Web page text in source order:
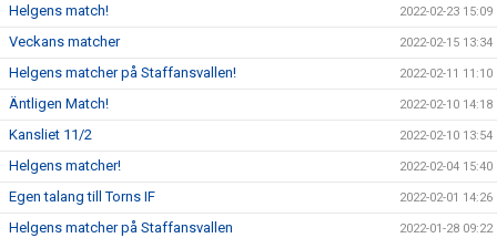
Helgens match! 2022-02-23 15:09
Veckans matcher 2022-02-15 13:34
Helgens matcher på Staffansvallen! 2022-02-11 11:10
Äntligen Match! 2022-02-10 14:18
Kansliet 11/2 2022-02-10 13:54
Helgens matcher! 2022-02-04 15:40
Egen talang till Torns IF 2022-02-01 14:26
Helgens matcher på Staffansvallen 2022-01-28 09:22